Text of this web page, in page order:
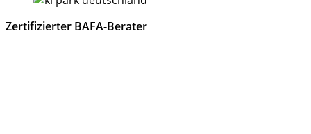
Zertifizierter BAFA-Berater